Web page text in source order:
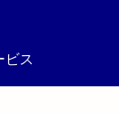
ビス